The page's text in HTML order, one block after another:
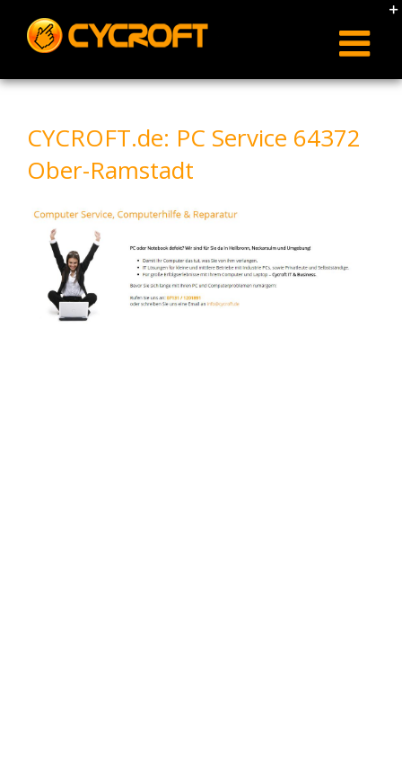
content
CYCROFT.de: PC Service 64372
Ober-Ramstadt